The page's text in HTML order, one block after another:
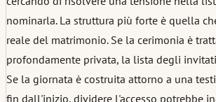
nominarla. La struttura più forte è quella
reale del matrimonio. Se la cerimonia è
profondamente privata, la lista degli
Se la giornata è costruita attorno a una
fin dall'inizio, dividere l'accesso potrebbe